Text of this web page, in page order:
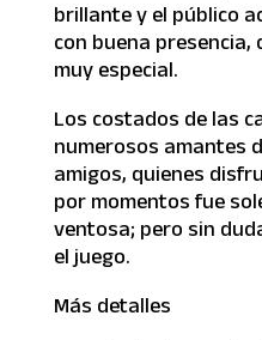
brillante y el público
con buena presencia,
muy especial.
Los costados de las
numerosos amantes
amigos, quienes
por momentos fue
ventosa; pero sin
el juego.
Más detalles